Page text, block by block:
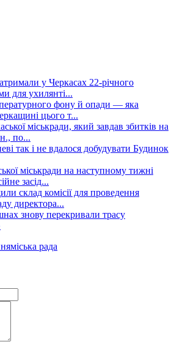
у Черкасах 22-річного
для ухилянті...
фону й опади — яка
цього т...
міськради, який завдав збитків на
по...
так і не вдалося добудувати Будинок
міськради на наступному тижні
засід...
склад комісії для проведення
директора...
знову перекривали трасу
міська рада